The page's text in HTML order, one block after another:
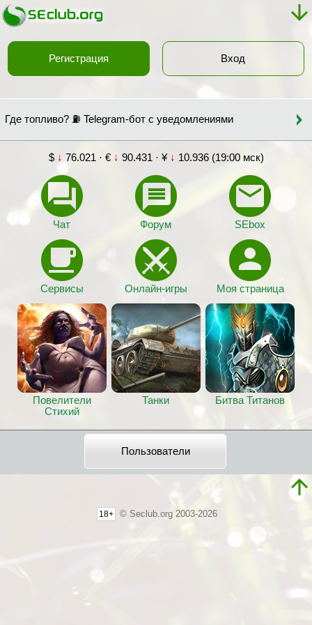
Регистрация Вход
Где топливо? ⛽ Telegram-бот с уведомлениями
$ ↓ 76.021 · € ↓ 90.431 · ¥ ↓ 10.936 (19:00 мск)
Чат Форум SEbox
Сервисы Онлайн-игры Моя страница
Повелители
Стихий
Танки Битва Титанов
Пользователи
18+ © Seclub.org 2003-2026